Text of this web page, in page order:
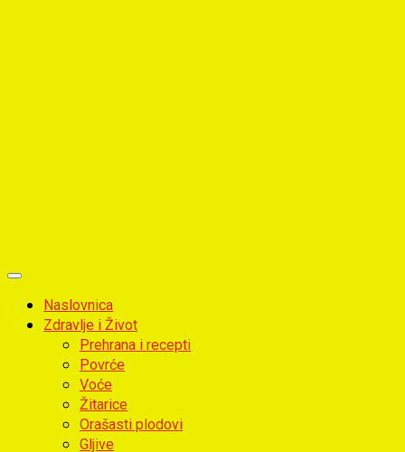
Primary
MenuNaslovnica
Zdravlje i Život
Prehrana i recepti
Povrće
Voće
Žitarice
Orašasti plodovi
Gljive